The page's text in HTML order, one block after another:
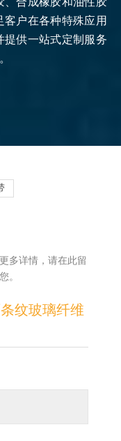
户在各种特殊应用
供一站式定制服务
多详情，请在此留
。
纹玻璃纤维